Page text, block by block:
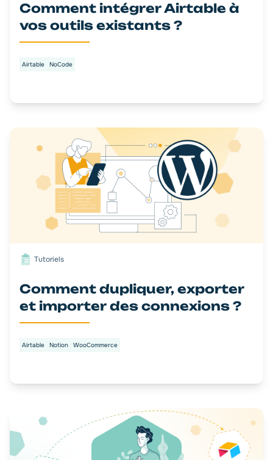
Comment intégrer Airtable à
vos outils existants ?
Airtable NoCode
Tutoriels
Comment dupliquer, exporter
et importer des connexions ?
Airtable Notion WooCommerce